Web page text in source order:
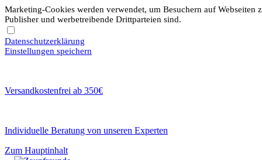
Marketing-Cookies werden verwendet, um Besuchern auf
Publisher und werbetreibende Drittparteien sind.
Datenschutzerklärung
Einstellungen speichern
Versandkostenfrei ab 350€
Individuelle Beratung von unseren Experten
Zum Hauptinhalt